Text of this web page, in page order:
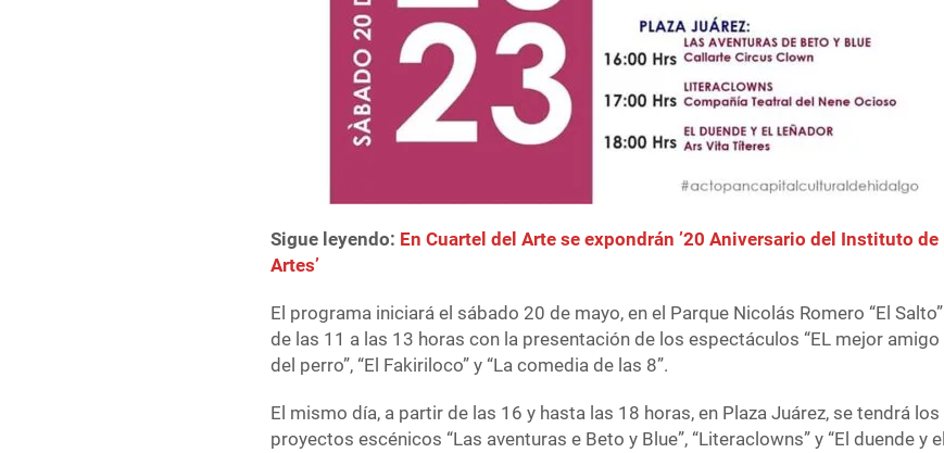
Sigue leyendo: En Cuartel del Arte se expondrán ’20 Aniversario del Instituto de
Artes’
El programa iniciará el sábado 20 de mayo, en el Parque Nicolás Romero “El Salto”
de las 11 a las 13 horas con la presentación de los espectáculos “EL mejor amigo
del perro”, “El Fakiriloco” y “La comedia de las 8”.
El mismo día, a partir de las 16 y hasta las 18 horas, en Plaza Juárez, se tendrá los
proyectos escénicos “Las aventuras e Beto y Blue”, “Literaclowns” y “El duende y el